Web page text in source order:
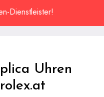
Dienstleister!
Uhren